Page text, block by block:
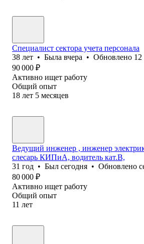
Специалист сектора учета персонала
38 лет • Была вчера • Обновлено 12
90 000 ₽
Активно ищет работу
Общий опыт
18 лет 5 месяцев
Ведущий инженер , инженер
слесарь КИПиА, водитель кат.В,
31 год • Был сегодня • Обновлено
80 000 ₽
Активно ищет работу
Общий опыт
11 лет